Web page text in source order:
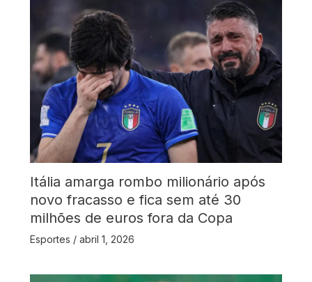
Itália amarga rombo milionário após
novo fracasso e fica sem até 30
milhões de euros fora da Copa
Esportes / abril 1, 2026